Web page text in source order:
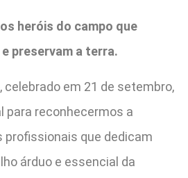
heróis do campo que
preservam a terra.
celebrado em 21 de setembro,
para reconhecermos a
que dedicam
árduo e essencial da